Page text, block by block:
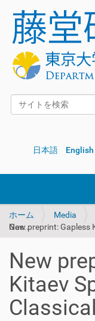
サイトを検索
日本語 English
ホーム Media
New preprint: Gapless Kitaev Spin Liquid to Classical String Gas...
New
Kitaev